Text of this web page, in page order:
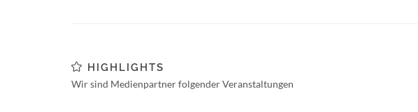
HIGHLIGHTS
Wir sind Medienpartner folgender Veranstaltungen